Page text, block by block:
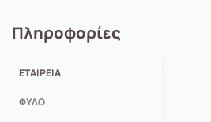
βάδισμα ακόμα και στις
μέρες.
Πληροφορίες
ΕΤΑΙΡΕΊΑ
ΦΎΛΟ